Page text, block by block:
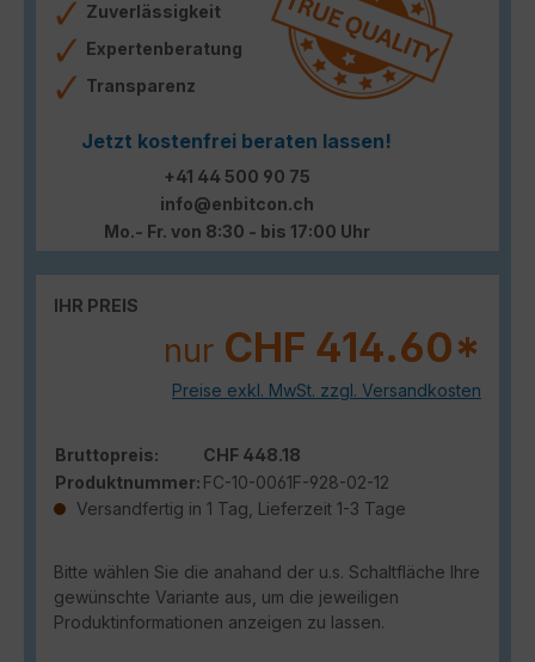
Zuverlässigkeit
Expertenberatung
Transparenz
Jetzt kostenfrei beraten lassen!
+41 44 500 90 75
info@enbitcon.ch
Mo.- Fr. von 8:30 - bis 17:00 Uhr
IHR PREIS
nur CHF 414.60*
Preise exkl. MwSt. zzgl. Versandkosten
Bruttopreis:
CHF 448.18
Produktnummer: FC-10-0061F-928-02-12
Versandfertig in 1 Tag, Lieferzeit 1-3 Tage
Bitte wählen Sie die anahand der u.s. Schaltfläche Ihre
gewünschte Variante aus, um die jeweiligen
Produktinformationen anzeigen zu lassen.